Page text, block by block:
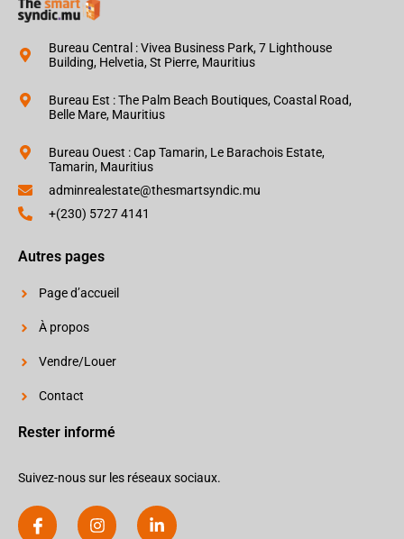
Bureau Central : Vivea Business Park, 7 Lighthouse
Building, Helvetia, St Pierre, Mauritius
Bureau Est : The Palm Beach Boutiques, Coastal Road,
Belle Mare, Mauritius
Bureau Ouest : Cap Tamarin, Le Barachois Estate,
Tamarin, Mauritius
adminrealestate@thesmartsyndic.mu
+(230) 5727 4141
Autres pages
Page d’accueil
À propos
Vendre/Louer
Contact
Rester informé
Suivez-nous sur les réseaux sociaux.